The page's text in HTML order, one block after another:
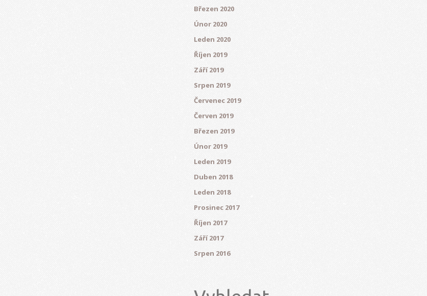
Březen 2020
Únor 2020
Leden 2020
Říjen 2019
Září 2019
Srpen 2019
Červenec 2019
Červen 2019
Březen 2019
Únor 2019
Leden 2019
Duben 2018
Leden 2018
Prosinec 2017
Říjen 2017
Září 2017
Srpen 2016